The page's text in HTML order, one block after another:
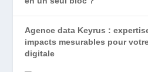
Agence data Keyrus :
impacts mesurables pour
digitale